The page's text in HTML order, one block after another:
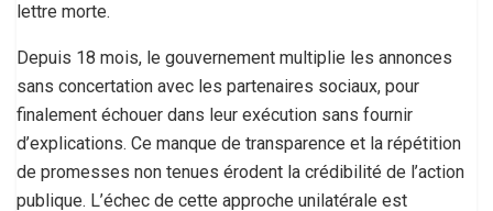
lettre morte.
Depuis 18 mois, le gouvernement multiplie les annonces
sans concertation avec les partenaires sociaux, pour
finalement échouer dans leur exécution sans fournir
d’explications. Ce manque de transparence et la répétition
de promesses non tenues érodent la crédibilité de l’action
publique. L’échec de cette approche unilatérale est